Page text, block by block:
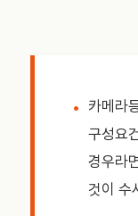
카메라
구성요
경우라
것이 수